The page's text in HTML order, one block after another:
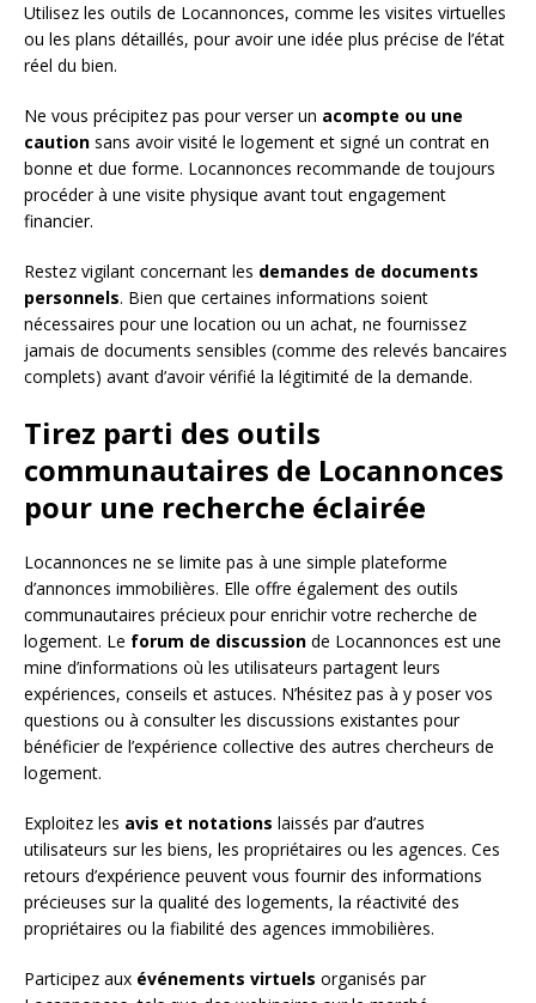
Utilisez les outils de Locannonces, comme les visites virtuelles
ou les plans détaillés, pour avoir une idée plus précise de l’état
réel du bien.
Ne vous précipitez pas pour verser un acompte ou une
caution sans avoir visité le logement et signé un contrat en
bonne et due forme. Locannonces recommande de toujours
procéder à une visite physique avant tout engagement
financier.
Restez vigilant concernant les demandes de documents
personnels. Bien que certaines informations soient
nécessaires pour une location ou un achat, ne fournissez
jamais de documents sensibles (comme des relevés bancaires
complets) avant d’avoir vérifié la légitimité de la demande.
Tirez parti des outils
communautaires de Locannonces
pour une recherche éclairée
Locannonces ne se limite pas à une simple plateforme
d’annonces immobilières. Elle offre également des outils
communautaires précieux pour enrichir votre recherche de
logement. Le forum de discussion de Locannonces est une
mine d’informations où les utilisateurs partagent leurs
expériences, conseils et astuces. N’hésitez pas à y poser vos
questions ou à consulter les discussions existantes pour
bénéficier de l’expérience collective des autres chercheurs de
logement.
Exploitez les avis et notations laissés par d’autres
utilisateurs sur les biens, les propriétaires ou les agences. Ces
retours d’expérience peuvent vous fournir des informations
précieuses sur la qualité des logements, la réactivité des
propriétaires ou la fiabilité des agences immobilières.
Participez aux événements virtuels organisés par